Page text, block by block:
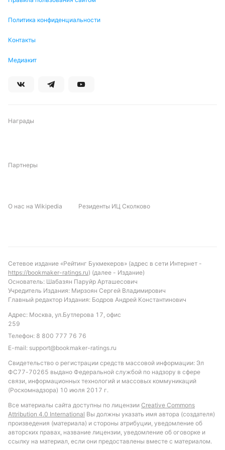
Подписаться
Политика конфиденциальности
Контакты
Медиакит
Награды
Партнеры
О нас на Wikipedia Резиденты ИЦ Сколково
Сетевое издание «Рейтинг Букмекеров» (адрес в сети Интернет -
https://bookmaker-ratings.ru) (далее - Издание)
Основатель: Шабазян Паруйр Арташесович
Учредитель Издания: Мирзоян Сергей Владимирович
Главный редактор Издания: Бодров Андрей Константинович
Адрес: Москва, ул.Бутлерова 17, офис
259
Телефон: 8 800 777 76 76
E-mail: support@bookmaker-ratings.ru
Свидетельство о регистрации средств массовой информации: Эл
ФС77-70265 выдано Федеральной службой по надзору в сфере
связи, информационных технологий и массовых коммуникаций
(Роскомнадзора) 10 июля 2017 г.
Все материалы сайта доступны по лицензии Creative Commons
Attribution 4.0 International Вы должны указать имя автора (создателя)
произведения (материала) и стороны атрибуции, уведомление об
авторских правах, название лицензии, уведомление об оговорке и
ссылку на материал, если они предоставлены вместе с материалом.